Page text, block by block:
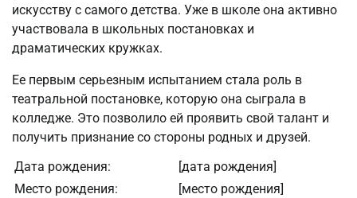
искусству с самого детства. Уже в школе она активно
участвовала в школьных постановках и
драматических кружках.
Ее первым серьезным испытанием стала роль в
театральной постановке, которую она сыграла в
колледже. Это позволило ей проявить свой талант и
получить признание со стороны родных и друзей.
Дата рождения:
[дата рождения]
Место рождения:
[место рождения]